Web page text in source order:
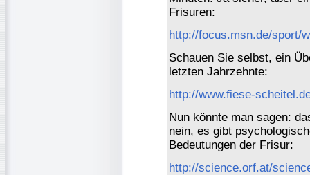
Frisuren:
http://focus.msn.de/sport/
Schauen Sie selbst, ein
letzten Jahrzehnte:
http://www.fiese-
Nun könnte man sagen:
nein, es gibt
Bedeutungen der Frisur:
http://science.orf.at/